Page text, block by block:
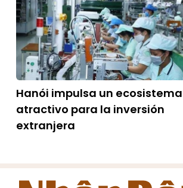
Hanói impulsa un ecosistema
atractivo para la inversión
extranjera